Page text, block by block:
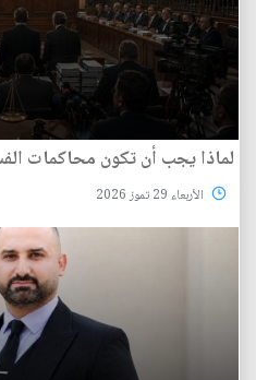
لماذا يجب أن تكون محاكمات
الأربعاء 29 تموز 2026